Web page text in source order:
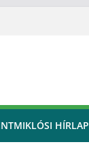
HÍRLAP